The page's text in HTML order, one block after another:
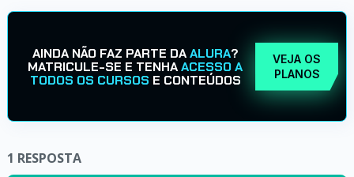
AINDA NÃO FAZ PARTE DAALURA?
MATRICULE-SE E TENHAACESSO A
TODOS OS CURSOS E CONTEÚDOS
VEJA OS
PLANOS
1 RESPOSTA